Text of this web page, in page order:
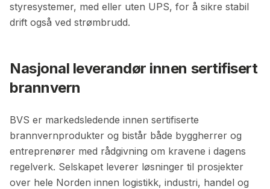
styresystemer, med eller uten UPS, for å sikre stabil
drift også ved strømbrudd.
Nasjonal leverandør innen sertifisert
brannvern
BVS er markedsledende innen sertifiserte
brannvernprodukter og bistår både byggherrer og
entreprenører med rådgivning om kravene i dagens
regelverk. Selskapet leverer løsninger til prosjekter
over hele Norden innen logistikk, industri, handel og